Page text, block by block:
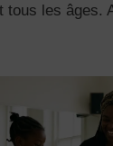
tous les âges.